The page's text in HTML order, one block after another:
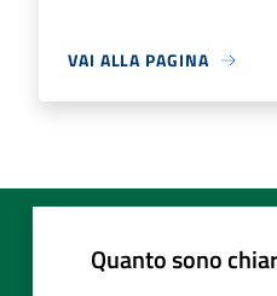
VAI ALLA PAGINA
Quanto sono